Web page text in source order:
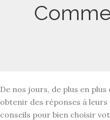
De nos jours, de plus en
obtenir des réponses à
conseils pour bien choisir